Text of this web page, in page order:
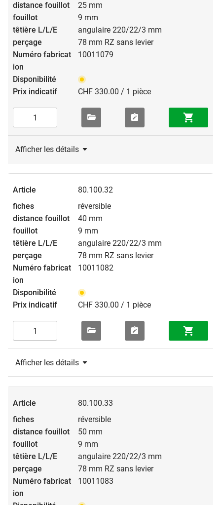
25 mm
9 mm
angulaire 220/22/3 mm
78 mm RZ sans levier
10011079
CHF 330.00 / 1 pièce
Afficher les détails
80.100.32
réversible
40 mm
9 mm
angulaire 220/22/3 mm
78 mm RZ sans levier
10011082
CHF 330.00 / 1 pièce
Afficher les détails
80.100.33
réversible
50 mm
9 mm
angulaire 220/22/3 mm
78 mm RZ sans levier
10011083